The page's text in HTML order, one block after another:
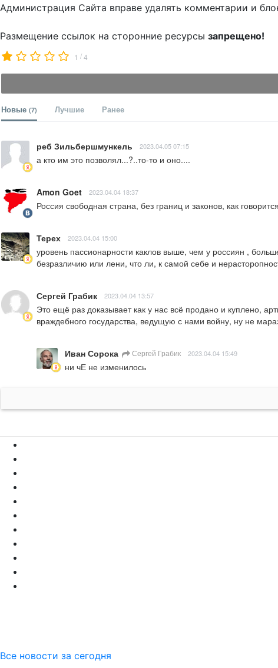
Администрация Сайта вправе удалять комментарии и
Размещение ссылок на сторонние ресурсы запрещено!
1 /4
Новые (7) Лучшие Ранее
реб Зильбершмункель 2023.04.05 07:15
а кто им это позволял...?..то-то и оно....
Amon Goet 2023.04.04 18:37
Россия свободная страна, без границ и законов, как
Терех 2023.04.04 15:00
уровень пассионарности каклов выше, чем у россиян ,
безразличию или лени, что ли, к самой себе и
Сергей Грабик 2023.04.04 13:57
Это ещё раз доказывает как у нас всё продано и куплено,
враждебного государства, ведущую с нами войну, ну не
Иван Сорока Сергей Грабик 2023.04.04 15:49
ни чЕ не изменилось
Все новости за сегодня